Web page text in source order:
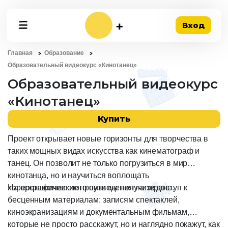
Вход
Главная
Образование
Образовательный видеокурс «Кинотанец»
Образовательный видеокурс
«Кинотанец»
Купить
Проект открывает новые горизонты для творчества в
таких мощных видах искусства как кинематограф и
танец. Он позволит не только погрузиться в мир
кинотанца, но и научиться воплощать
хореографические произведения на экране.
На протяжении этого пути вы получите доступ к
бесценным материалам: записям спектаклей,
киноэкранизациям и документальным фильмам,
которые не просто расскажут, но и наглядно покажут, как